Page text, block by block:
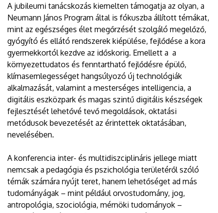
A jubileumi tanácskozás kiemelten támogatja az olyan, a
Neumann János Program által is fókuszba állított témákat,
mint az egészséges élet megőrzését szolgáló megelőző,
gyógyító és ellátó rendszerek kiépülése, fejlődése a kora
gyermekkortól kezdve az időskorig. Emellett a a
környezettudatos és fenntartható fejlődésre épülő,
klímasemlegességet hangsúlyozó új technológiák
alkalmazását, valamint a mesterséges intelligencia, a
digitális eszközpark és magas szintű digitális készségek
fejlesztését lehetővé tevő megoldások, oktatási
metódusok bevezetését az érintettek oktatásában,
nevelésében.
A konferencia inter- és multidiszciplináris jellege miatt
nemcsak a pedagógia és pszichológia területéről szóló
témák számára nyújt teret, hanem lehetőséget ad más
tudományágak – mint például orvostudomány, jog,
antropológia, szociológia, mérnöki tudományok –